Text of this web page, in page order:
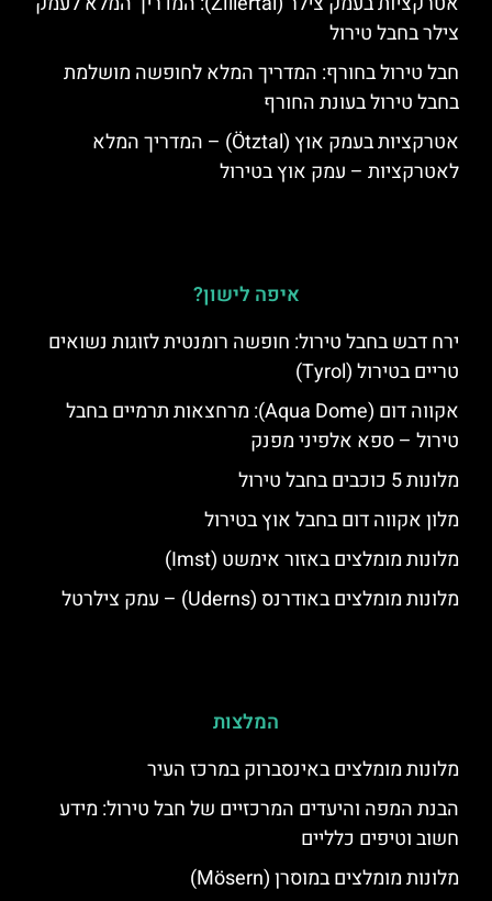
צילר בחבל טירול
חבל טירול בחורף: המדריך המלא לחופשה מושלמת
בחבל טירול בעונת החורף
אטרקציות בעמק אוץ (Ötztal) – המדריך המלא
לאטרקציות – עמק אוץ בטירול
איפה לישון?
ירח דבש בחבל טירול: חופשה רומנטית לזוגות נשואים
טריים בטירול (Tyrol)
אקווה דום (Aqua Dome): מרחצאות תרמיים בחבל
טירול – ספא אלפיני מפנק
מלונות 5 כוכבים בחבל טירול
מלון אקווה דום בחבל אוץ בטירול
מלונות מומלצים באזור אימשט (Imst)
מלונות מומלצים באודרנס (Uderns) – עמק צילרטל
המלצות
מלונות מומלצים באינסברוק במרכז העיר
הבנת המפה והיעדים המרכזיים של חבל טירול: מידע
חשוב וטיפים כלליים
מלונות מומלצים במוסרן (Mösern)